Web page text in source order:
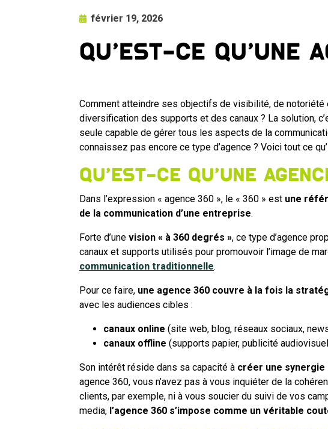
février 19, 2026
Qu’est-ce qu’une
Comment atteindre ses objectifs de visibilité, de
diversification des supports et des canaux ? La solution,
seule capable de gérer tous les aspects de la
connaissez pas encore ce type d’agence ? Voici tout ce
Qu’est-ce qu’une
Dans l’expression « agence 360 », le « 360 » est une
de la communication d’une entreprise.
Forte d’une vision « à 360 degrés », ce type d’agence
canaux et supports utilisés pour promouvoir l’image de
communication traditionnelle.
Pour ce faire, une agence 360 couvre à la fois la
avec les audiences cibles :
canaux online (site web, blog, réseaux sociaux,
canaux offline (supports papier, publicité
Son intérêt réside dans sa capacité à créer une synergie
agence 360, vous n’avez pas à vous inquiéter de la
clients, par exemple, ni à vous soucier du suivi de vos
media, l’agence 360 s’impose comme un véritable